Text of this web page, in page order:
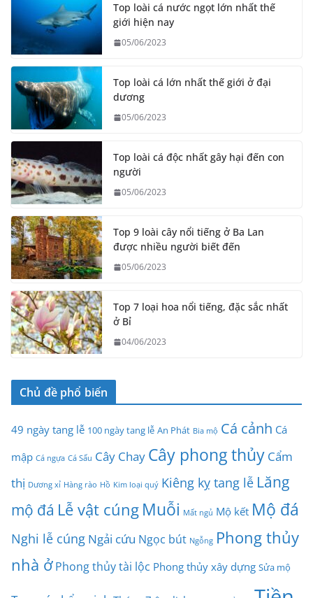
Top loài cá nước ngọt lớn nhất thế
giới hiện nay
05/06/2023
Top loài cá lớn nhất thế giới ở đại
dương
05/06/2023
Top loài cá độc nhất gây hại đến con
người
05/06/2023
Top 9 loài cây nổi tiếng ở Ba Lan
được nhiều người biết đến
05/06/2023
Top 7 loại hoa nổi tiếng, đặc sắc nhất
ở Bỉ
04/06/2023
Chủ đề phổ biến
49 ngày tang lễ 100 ngày tang lễ An Phát Bia mộ Cá cảnh Cá
mập Cá ngựa Cá Sấu Cây Chay Cây phong thủy Cẩm
thị Dương xỉ Hàng rào Hồ Kim loại quý Kiêng kỵ tang lễ Lăng
mộ đá Lễ vật cúng Muỗi Mất ngủ Mộ kết Mộ đá
Nghi lễ cúng Ngải cứu Ngọc bút Ngỗng Phong thủy
nhà ở Phong thủy tài lộc Phong thủy xây dựng Sửa mộ